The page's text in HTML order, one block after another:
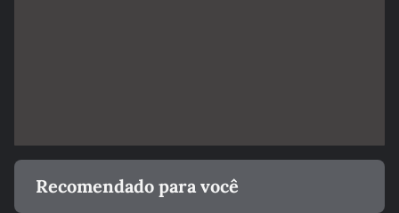
Recomendado para você